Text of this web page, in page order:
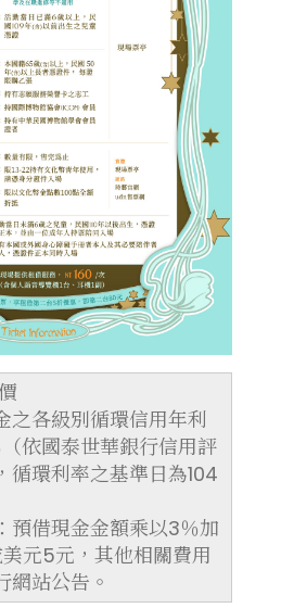
之各級別循環信用年利
依國泰世華銀行信用評
循環利率之基準日為104
預借現金金額乘以3％加
美元5元，其他相關費用
網站公告。